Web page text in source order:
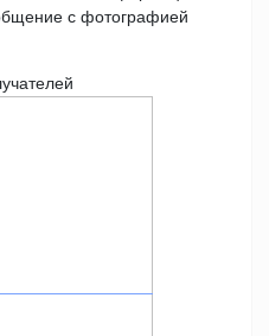
с фотографией